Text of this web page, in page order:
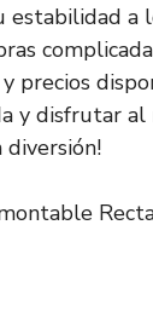
estabilidad a
y precios
y disfrutar
diversión!